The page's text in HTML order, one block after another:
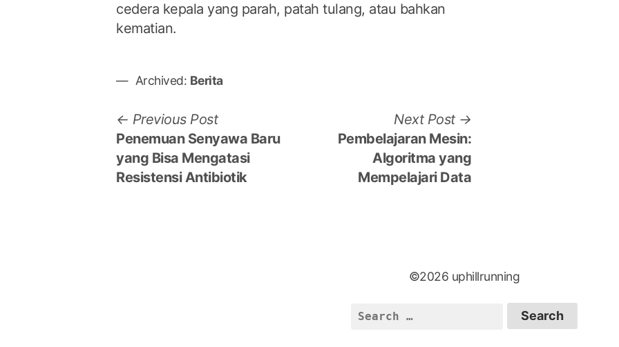
cedera kepala yang parah, patah tulang, atau bahkan
kematian.
Archived: Berita
Post
navigation
Previous PostPrevious
post:
Penemuan Senyawa Baru
yang Bisa Mengatasi
Resistensi Antibiotik
Next Post
post:
Pembelajaran Mesin:
Algoritma yang
Mempelajari Data
©2026 uphillrunning
Search